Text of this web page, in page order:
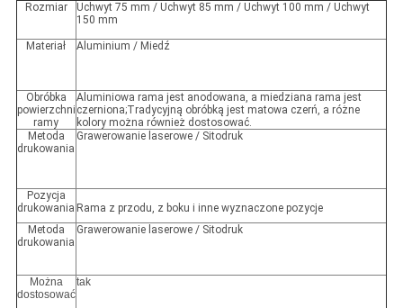
Rozmiar
Uchwyt 75 mm / Uchwyt 85 mm / Uchwyt 100 mm / Uchwyt
150 mm
Materiał Aluminium / Miedź
Obróbka
powierzchni
ramy
Aluminiowa rama jest anodowana, a miedziana rama jest
czerniona;Tradycyjną obróbką jest matowa czerń, a różne
kolory można również dostosować.
Metoda
drukowania
Grawerowanie laserowe / Sitodruk
Pozycja
drukowania Rama z przodu, z boku i inne wyznaczone pozycje
Metoda
drukowania
Grawerowanie laserowe / Sitodruk
Można
dostosować
tak